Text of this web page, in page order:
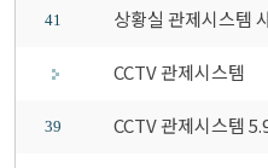
41 상황실 관제시스템
CCTV 관제시스템
39 CCTV 관제시스템